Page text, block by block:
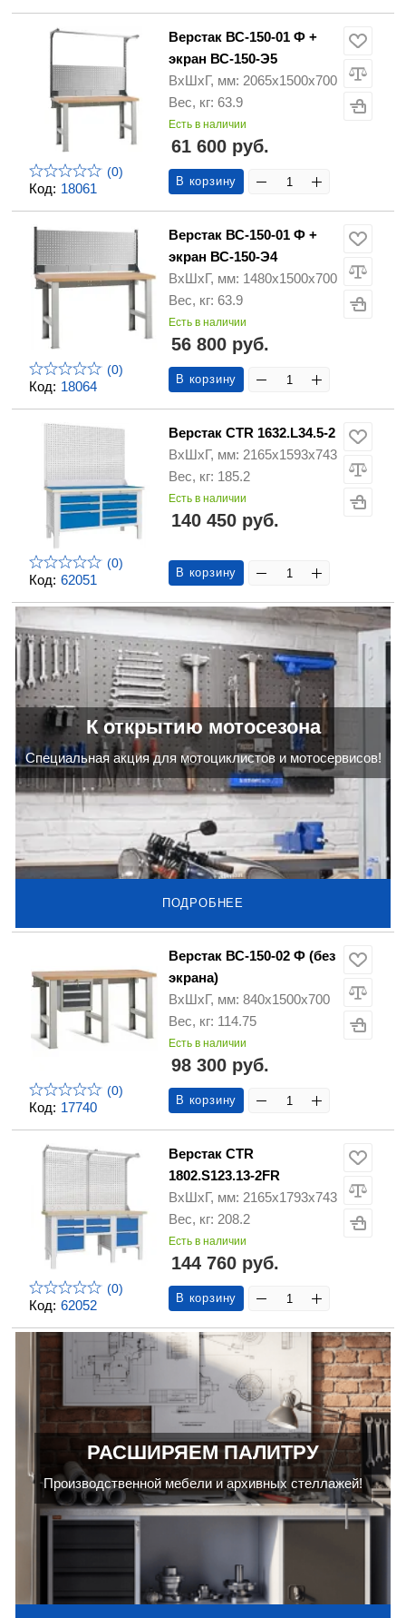
Код: 18061
(0)
Верстак ВС-150-01 Ф +
экран ВС-150-Э5
ВхШхГ, мм: 2065х1500х700
Вес, кг: 63.9
Есть в наличии
61 600 руб.
В корзину
Код: 18064
(0)
Верстак ВС-150-01 Ф +
экран ВС-150-Э4
ВхШхГ, мм: 1480х1500х700
Вес, кг: 63.9
Есть в наличии
56 800 руб.
В корзину
Код: 62051
(0)
Верстак CTR 1632.L34.5-2
ВхШхГ, мм: 2165x1593x743
Вес, кг: 185.2
Есть в наличии
140 450 руб.
В корзину
К открытию мотосезона
Cпециальная акция для мотоциклистов и мотосервисов!
ПОДРОБНЕЕ
Код: 17740
(0)
Верстак ВС-150-02 Ф (без
экрана)
ВхШхГ, мм: 840х1500х700
Вес, кг: 114.75
Есть в наличии
98 300 руб.
В корзину
Код: 62052
(0)
Верстак CTR
1802.S123.13-2FR
ВхШхГ, мм: 2165x1793x743
Вес, кг: 208.2
Есть в наличии
144 760 руб.
В корзину
РАСШИРЯЕМ ПАЛИТРУ
Производственной мебели и архивных стеллажей!